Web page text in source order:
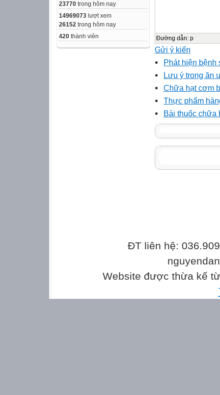
23770 trong hôm nay
14969073 lượt xem
26152 trong hôm nay
420 thành viên Đường dẫn: p
Gửi ý kiến
Phát hiện bệnh
Lưu ý trong ăn
Chữa hạt cơm
Thực phẩm
Bài thuốc chữa
ĐT liên hệ:
Website được thừa kế